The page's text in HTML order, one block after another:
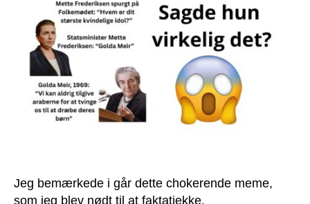
idol
er
en
israelsk
premierminister
Jeg bemærkede i går dette chokerende meme,
som jeg blev nødt til at faktatjekke.